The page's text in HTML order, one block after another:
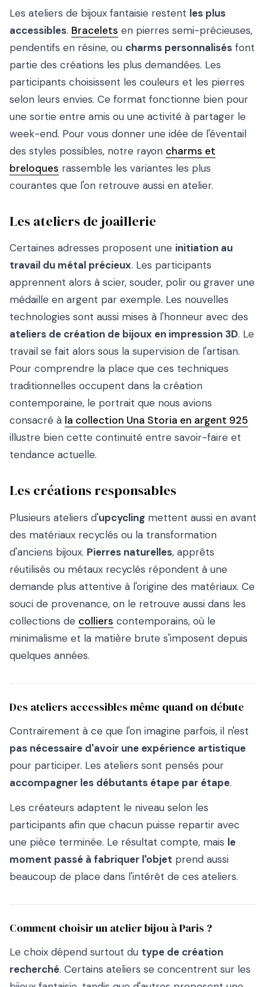
Les ateliers de bijoux fantaisie restent les plus
accessibles. Bracelets en pierres semi-précieuses,
pendentifs en résine, ou charms personnalisés font
partie des créations les plus demandées. Les
participants choisissent les couleurs et les pierres
selon leurs envies. Ce format fonctionne bien pour
une sortie entre amis ou une activité à partager le
week-end. Pour vous donner une idée de l'éventail
des styles possibles, notre rayon charms et
breloques rassemble les variantes les plus
courantes que l'on retrouve aussi en atelier.
Les ateliers de joaillerie
Certaines adresses proposent une initiation au
travail du métal précieux. Les participants
apprennent alors à scier, souder, polir ou graver une
médaille en argent par exemple. Les nouvelles
technologies sont aussi mises à l'honneur avec des
ateliers de création de bijoux en impression 3D. Le
travail se fait alors sous la supervision de l'artisan.
Pour comprendre la place que ces techniques
traditionnelles occupent dans la création
contemporaine, le portrait que nous avions
consacré à la collection Una Storia en argent 925
illustre bien cette continuité entre savoir-faire et
tendance actuelle.
Les créations responsables
Plusieurs ateliers d'upcycling mettent aussi en avant
des matériaux recyclés ou la transformation
d'anciens bijoux. Pierres naturelles, apprêts
réutilisés ou métaux recyclés répondent à une
demande plus attentive à l'origine des matériaux. Ce
souci de provenance, on le retrouve aussi dans les
collections de colliers contemporains, où le
minimalisme et la matière brute s'imposent depuis
quelques années.
Des ateliers accessibles même quand on débute
Contrairement à ce que l'on imagine parfois, il n'est
pas nécessaire d'avoir une expérience artistique
pour participer. Les ateliers sont pensés pour
accompagner les débutants étape par étape.
Les créateurs adaptent le niveau selon les
participants afin que chacun puisse repartir avec
une pièce terminée. Le résultat compte, mais le
moment passé à fabriquer l'objet prend aussi
beaucoup de place dans l'intérêt de ces ateliers.
Comment choisir un atelier bijou à Paris ?
Le choix dépend surtout du type de création
recherché. Certains ateliers se concentrent sur les